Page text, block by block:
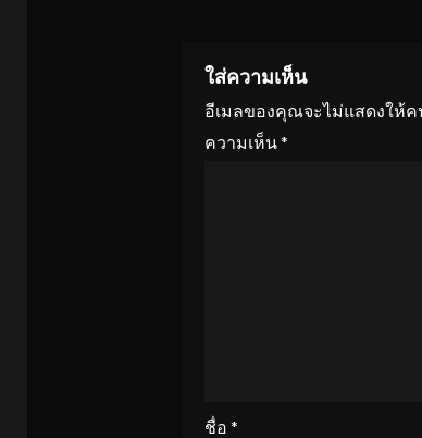
ใส่ความเห็น
อีเมลของคุณจะไม่แสดงให้
ความเห็น*
ชื่อ *